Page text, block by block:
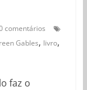
comentários
Gables, livro,
faz o